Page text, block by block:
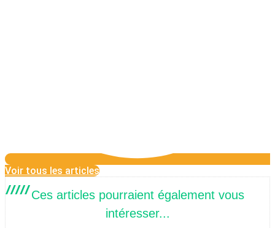
Voir tous les articles
Ces articles pourraient également vous
intéresser...